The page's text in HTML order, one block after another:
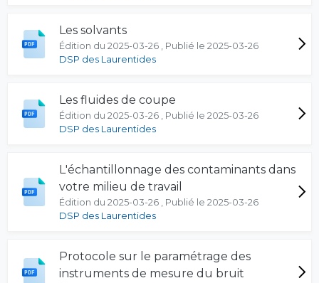
Les solvants
Édition du 2025-03-26 , Publié le 2025-03-26
DSP des Laurentides
Les fluides de coupe
Édition du 2025-03-26 , Publié le 2025-03-26
DSP des Laurentides
L'échantillonnage des contaminants dans
votre milieu de travail
Édition du 2025-03-26 , Publié le 2025-03-26
DSP des Laurentides
Protocole sur le paramétrage des
instruments de mesure du bruit